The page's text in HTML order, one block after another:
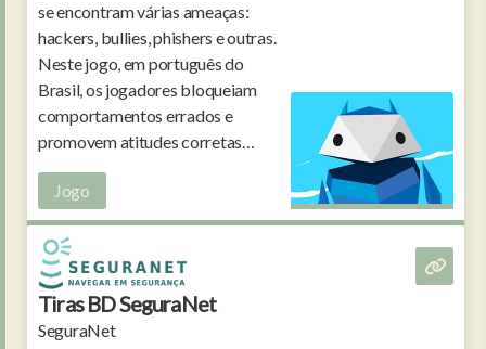
se encontram várias ameaças:
hackers, bullies, phishers e outras.
Neste jogo, em português do
Brasil, os jogadores bloqueiam
comportamentos errados e
promovem atitudes corretas
online, tanto para eles como para
os outros.
Jogo
Tiras BD SeguraNet
SeguraNet